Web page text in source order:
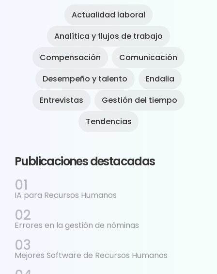
Actualidad laboral
Analítica y flujos de trabajo
Compensación
Comunicación
Desempeño y talento
Endalia
Entrevistas
Gestión del tiempo
Tendencias
Publicaciones destacadas
IA para Recursos Humanos
Errores en la gestión de nóminas
Mejores Software de Recursos Humanos